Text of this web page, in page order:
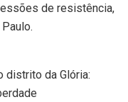
de resistência,
distrito da Glória: